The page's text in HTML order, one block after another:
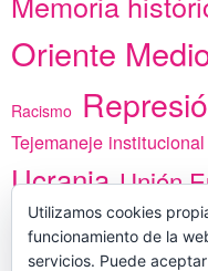
Oriente
Racismo
Tejemaneje institucional
Ucrania Unión
vacunas Yemen
Utilizamos cookies
funcionamiento de la
servicios. Puede